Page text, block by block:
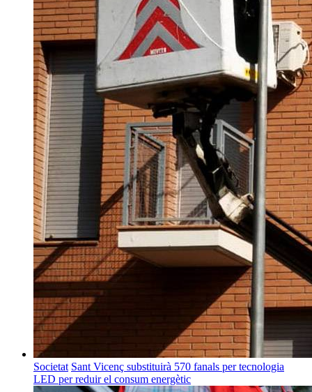
Societat Sant Vicenç substituirà 570 fanals per tecnologia
LED per reduir el consum energètic